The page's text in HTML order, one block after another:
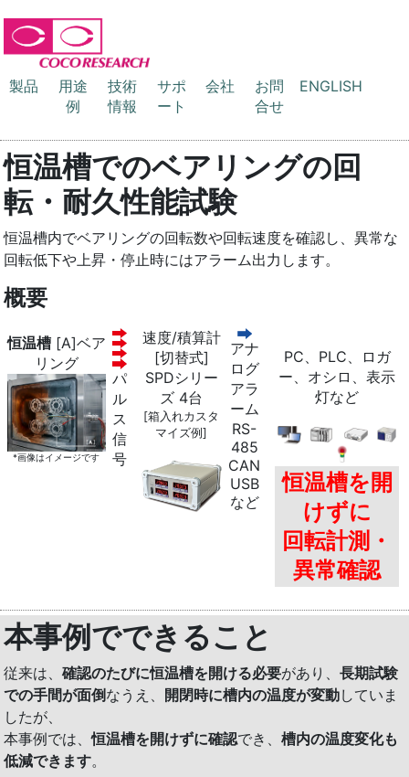
製品
用途
例
技術
情報
サポ
ート
会社
お問
合せ
ENGLISH
恒温槽でのベアリングの回
転・耐久性能試験
恒温槽内でベアリングの回転数や回転速度を確認し、異常な
回転低下や上昇・停止時にはアラーム出力します。
概要
恒温槽[A]ベア
リング
*画像はイメージです
パ
ル
ス
信
号
速度/積算計
[切替式]
SPDシリー
ズ 4台
[箱入れカスタ
マイズ例]
アナ
ログ
アラ
ーム
RS-
485
CAN
USB
など
PC、PLC、ロガ
ー、オシロ、表示
灯など
恒温槽を開
けずに
回転計測・
異常確認
本事例でできること
従来は、確認のたびに恒温槽を開ける必要があり、長期試験
での手間が面倒なうえ、 開閉時に槽内の温度が変動していま
したが、
本事例では、恒温槽を開けずに確認でき、槽内の温度変化も
低減できます。